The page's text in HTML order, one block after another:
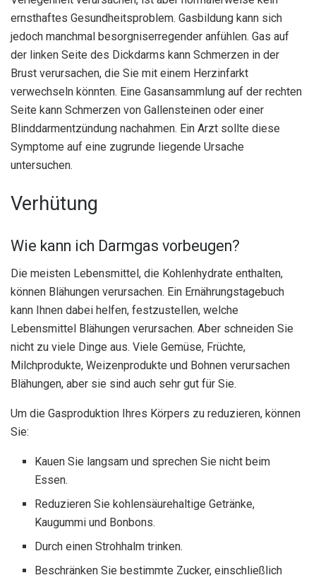
ernsthaftes Gesundheitsproblem. Gasbildung kann sich
jedoch manchmal besorgniserregender anfühlen. Gas auf
der linken Seite des Dickdarms kann Schmerzen in der
Brust verursachen, die Sie mit einem Herzinfarkt
verwechseln könnten. Eine Gasansammlung auf der rechten
Seite kann Schmerzen von Gallensteinen oder einer
Blinddarmentzündung nachahmen. Ein Arzt sollte diese
Symptome auf eine zugrunde liegende Ursache
untersuchen.
Verhütung
Wie kann ich Darmgas vorbeugen?
Die meisten Lebensmittel, die Kohlenhydrate enthalten,
können Blähungen verursachen. Ein Ernährungstagebuch
kann Ihnen dabei helfen, festzustellen, welche
Lebensmittel Blähungen verursachen. Aber schneiden Sie
nicht zu viele Dinge aus. Viele Gemüse, Früchte,
Milchprodukte, Weizenprodukte und Bohnen verursachen
Blähungen, aber sie sind auch sehr gut für Sie.
Um die Gasproduktion Ihres Körpers zu reduzieren, können
Sie:
Kauen Sie langsam und sprechen Sie nicht beim
Essen.
Reduzieren Sie kohlensäurehaltige Getränke,
Kaugummi und Bonbons.
Durch einen Strohhalm trinken.
Beschränken Sie bestimmte Zucker, einschließlich